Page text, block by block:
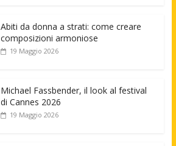
Abiti da donna a strati: come creare
composizioni armoniose
19 Maggio 2026
Michael Fassbender, il look al festival
di Cannes 2026
19 Maggio 2026